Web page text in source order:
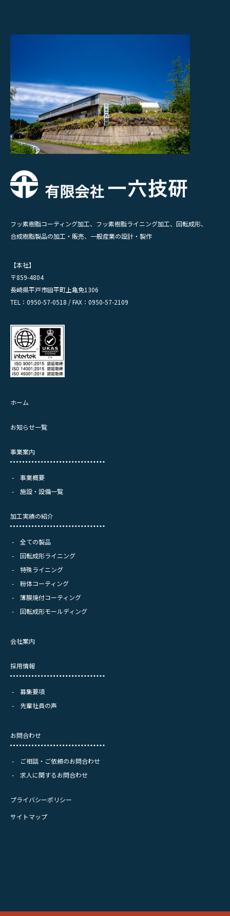
フッ素樹脂コーティング加工、フッ素樹脂ライニング加工、回転成形、
合成樹脂製品の加工・販売、一般産業の設計・製作
【本社】
〒859-4804
長崎県平戸市田平町上亀免1306
TEL：0950-57-0518 / FAX：0950-57-2109
ホーム
お知らせ一覧
事業案内
事業概要
施設・設備一覧
加工実績の紹介
全ての製品
回転成形ライニング
特殊ライニング
粉体コーティング
薄膜焼付コーティング
回転成形モールディング
会社案内
採用情報
募集要項
先輩社員の声
お問合わせ
ご相談・ご依頼のお問合わせ
求人に関するお問合わせ
プライバシーポリシー
サイトマップ